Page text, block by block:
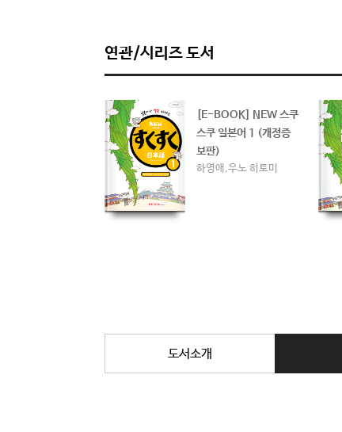
연관/시리즈 도서
[E-BOOK] NEW 스쿠
스쿠 일본어 1 (개정증
보판)
하영애,우노 히토미
도서소개